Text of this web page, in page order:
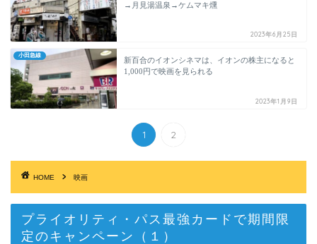
→月見湯温泉→ケムマキ燻
2023年6月25日
小田急線
新百合のイオンシネマは、イオンの株主になると
1,000円で映画を見られる
2023年1月9日
1 2
HOME 映画
プライオリティ・パス最強カードで期間限
定のキャンペーン（１）